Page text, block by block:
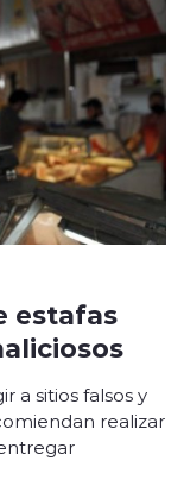
estafas
a sitios falsos y
realizar